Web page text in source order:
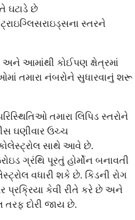
ઘટાડે છે
સ્તરને
આમાંથી કોઈપણ ક્ષેત્રમાં
તમારા નંબરોને સુધારવાનું શરૂ
તમારા લિપિડ સ્તરોને
ઘણીવાર ઉચ્ચ
સાથે આવે છે.
ગ્રંથિ પૂરતું હોર્મોન બનાવતી
વધારી શકે છે. કિડની રોગ
પ્રક્રિયા કેવી રીતે કરે છે અને
તરફ દોરી જાય છે.